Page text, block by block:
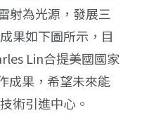
射為光源，發展三
果如下圖所示，目
Lin合提美國國家
成果，希望未來能
術引進中心。